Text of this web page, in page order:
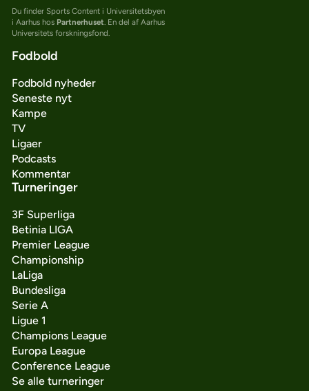
Du finder Sports Content i Universitetsbyen
i Aarhus hos Partnerhuset. En del af Aarhus
Universitets forskningsfond.
Fodbold
Fodbold nyheder
Seneste nyt
Kampe
TV
Ligaer
Podcasts
Kommentar
Turneringer
3F Superliga
Betinia LIGA
Premier League
Championship
LaLiga
Bundesliga
Serie A
Ligue 1
Champions League
Europa League
Conference League
Se alle turneringer